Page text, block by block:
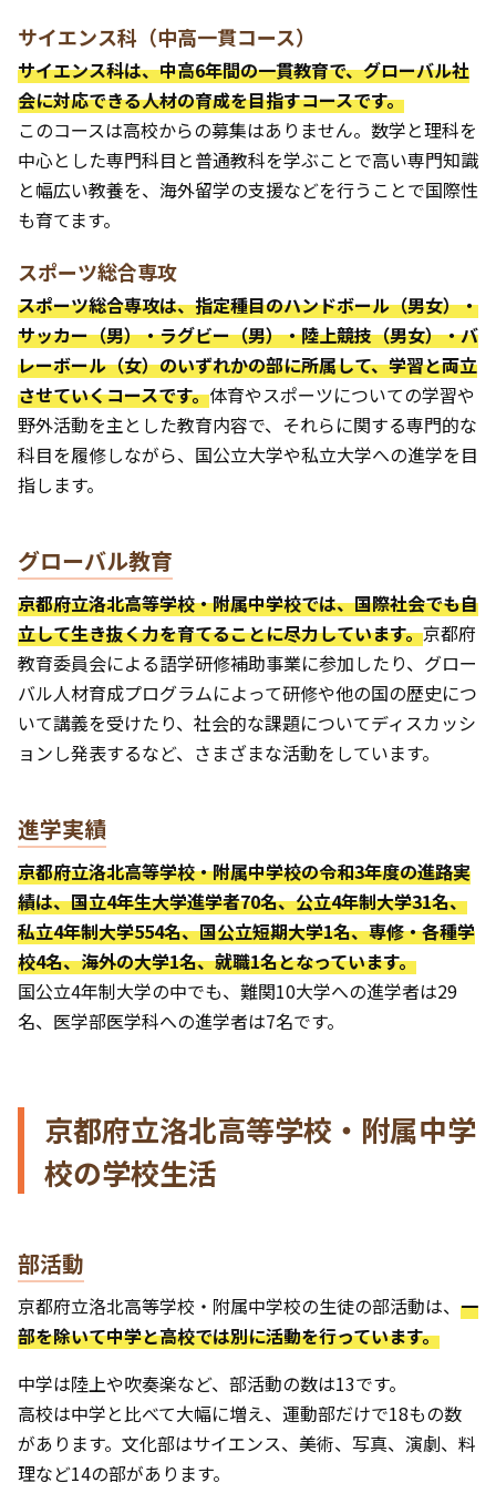
サイエンス科（中高一貫コース）
サイエンス科は、中高6年間の一貫教育で、グローバル社
会に対応できる人材の育成を目指すコースです。
このコースは高校からの募集はありません。数学と理科を
中心とした専門科目と普通教科を学ぶことで高い専門知識
と幅広い教養を、海外留学の支援などを行うことで国際性
も育てます。
スポーツ総合専攻
スポーツ総合専攻は、指定種目のハンドボール（男女）・
サッカー（男）・ラグビー（男）・陸上競技（男女）・バ
レーボール（女）のいずれかの部に所属して、学習と両立
させていくコースです。体育やスポーツについての学習や
野外活動を主とした教育内容で、それらに関する専門的な
科目を履修しながら、国公立大学や私立大学への進学を目
指します。
グローバル教育
京都府立洛北高等学校・附属中学校では、国際社会でも自
立して生き抜く力を育てることに尽力しています。京都府
教育委員会による語学研修補助事業に参加したり、グロー
バル人材育成プログラムによって研修や他の国の歴史につ
いて講義を受けたり、社会的な課題についてディスカッシ
ョンし発表するなど、さまざまな活動をしています。
進学実績
京都府立洛北高等学校・附属中学校の令和3年度の進路実
績は、国立4年生大学進学者70名、公立4年制大学31名、
私立4年制大学554名、国公立短期大学1名、専修・各種学
校4名、海外の大学1名、就職1名となっています。
国公立4年制大学の中でも、難関10大学への進学者は29
名、医学部医学科への進学者は7名です。
京都府立洛北高等学校・附属中学
校の学校生活
部活動
京都府立洛北高等学校・附属中学校の生徒の部活動は、 一
部を除いて中学と高校では別に活動を行っています。
中学は陸上や吹奏楽など、部活動の数は13です。
高校は中学と比べて大幅に増え、運動部だけで18もの数
があります。文化部はサイエンス、美術、写真、演劇、料
理など14の部があります。